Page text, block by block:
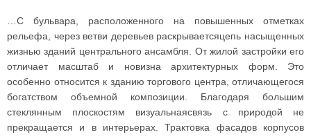
…С бульвара, расположенного на повышенных отметках
рельефа, через ветви деревьев раскрываетсяцепь насыщенных
жизнью зданий центрального ансамбля. От жилой застройки его
отличает масштаб и новизна архитектурных форм. Это
особенно относится к зданию торгового центра, отличающегося
богатством объемной композиции. Благодаря большим
стеклянным плоскостям визуальнаясвязь с природой не
прекращается и в интерьерах. Трактовка фасадов корпусов